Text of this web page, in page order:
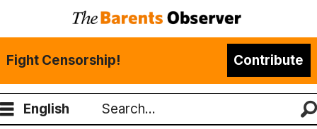
Fight Censorship! Contribute
English
Search